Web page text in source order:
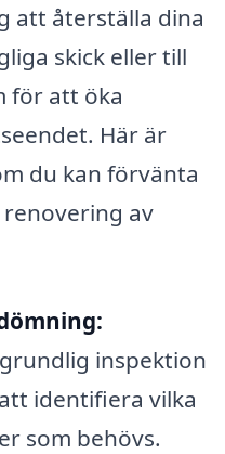
att återställa dina
skick eller till
för att öka
Här är
du kan förvänta
av
inspektion
identifiera vilka
som behövs.